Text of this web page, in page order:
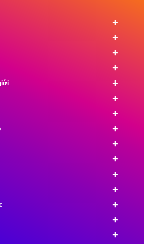
+
+
+
+
+
+
+
+
+
+
+
+
+
+
+